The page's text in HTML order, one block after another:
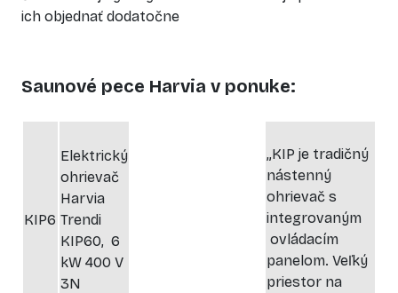
ich objednať dodatočne
Saunové pece Harvia v ponuke:
KIP6
Elektrický
ohrievač
Harvia
Trendi
KIP60, 6
kW 400 V
3N
„KIP je tradičný
nástenný
ohrievač s
integrovaným
ovládacím
panelom. Veľký
priestor na